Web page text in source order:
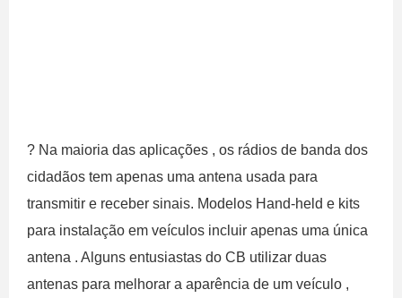
? Na maioria das aplicações , os rádios de banda dos
cidadãos tem apenas uma antena usada para
transmitir e receber sinais. Modelos Hand-held e kits
para instalação em veículos incluir apenas uma única
antena . Alguns entusiastas do CB utilizar duas
antenas para melhorar a aparência de um veículo ,